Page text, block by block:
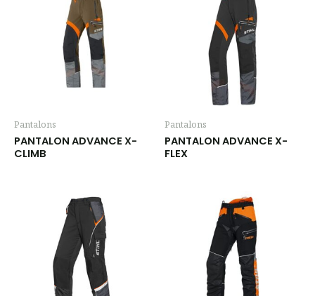
Pantalons
PANTALON ADVANCE X-
CLIMB
Pantalons
PANTALON ADVANCE X-
FLEX